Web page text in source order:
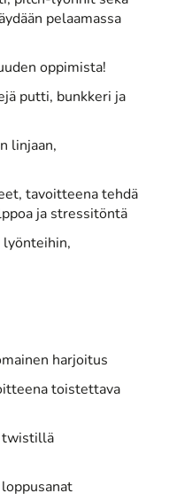
pelaamassa
oppimista!
putti, bunkkeri ja
linjaan,
tavoitteena tehdä
ja stressitöntä
lyönteihin,
harjoitus
toistettava
twistillä